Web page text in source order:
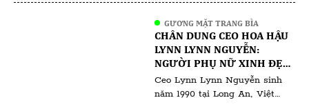
từ tiệm nail chuyên nghiệp đến
những người yêu thích làm nail
tại nhà. Với cam kết về chất
lượng sản phẩm, giá cả […]
GƯƠNG MẶT TRANG BÌA
CHÂN DUNG CEO HOA HẬU
LYNN LYNN NGUYỄN:
NGƯỜI PHỤ NỮ XINH ĐẸP,
TÀI NĂNG VÀ THÀNH ĐẠT
Ceo Lynn Lynn Nguyễn sinh
năm 1990 tại Long An, Việt